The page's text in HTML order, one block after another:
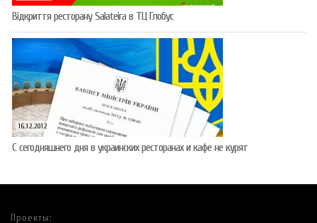
Відкриття ресторану Salateirа в ТЦ Глобус
16.12.2012
С сегодняшнего дня в украинских ресторанах и кафе не курят
Проекты: